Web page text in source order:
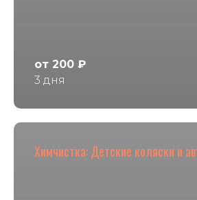
от 200 ₽
3 дня
Химчистка: Детские коляски и